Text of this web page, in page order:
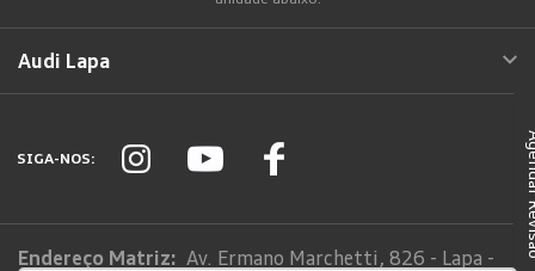
Audi Lapa
SIGA-NOS:
Endereço Matriz: Av. Ermano Marchetti, 826 - Lapa -